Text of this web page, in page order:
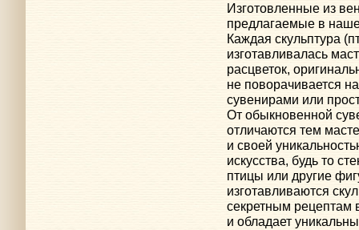
Изготовленные из
предлагаемые в
Каждая скульптура
изготавливалась
расцветок,
не поворачивается
сувенирами или
От обыкновенной
отличаются тем
и своей
искусства, будь то
птицы или другие
изготавливаются
секретным рецептам
и обладает